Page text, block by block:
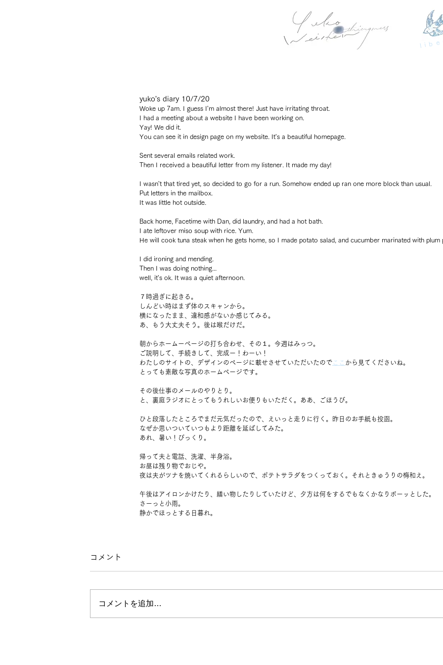
yuko's diary 10/7/20
Woke up 7am. I guess I'm almost there! Just have irritating throat.
I had a meeting about a website I have been working on.
Yay! We did it.
You can see it in design page on my website. It's a beautiful homepage.
Sent several emails related work.
Then I received a beautiful letter from my listener. It made my day!
I wasn't that tired yet, so decided to go for a run. Somehow ended up ran one more block than usual.
Put letters in the mailbox.
It was little hot outside.
Back home, Facetime with Dan, did laundry, and had a hot bath.
I ate leftover miso soup with rice. Yum.
He will cook tuna steak when he gets home, so I made potato salad, and cucumber marinated with plum
I did ironing and mending.
Then I was doing nothing...
well, it's ok. It was a quiet afternoon.
７時過ぎに起きる。
しんどい時はまず体のスキャンから。
横になったまま、違和感がないか感じてみる。
あ、もう大丈夫そう。後は喉だけだ。
朝からホームーページの打ち合わせ、その１。今週はみっつ。
ご説明して、手続きして、完成ー！わーい！
わたしのサイトの、デザインのページに載せさせていただいたので ここ から見てくださいね。
とっても素敵な写真のホームページです。
その後仕事のメールのやりとり。
と、裏庭ラジオにとってもうれしいお便りもいただく。ああ、ごほうび。
ひと段落したところでまだ元気だったので、えいっと走りに行く。昨日のお手紙も投函。
なぜか思いついていつもより距離を延ばしてみた。
あれ、暑い！びっくり。
帰って夫と電話、洗濯、半身浴。
お昼は残り物でおじや。
夜は夫がツナを焼いてくれるらしいので、ポテトサラダをつくっておく。それときゅうりの梅和え。
午後はアイロンかけたり、繕い物したりしていたけど、夕方は何をするでもなくかなりボーッとした。
さーっと小雨。
静かでほっとする日暮れ。
コメント
コメントを追加…